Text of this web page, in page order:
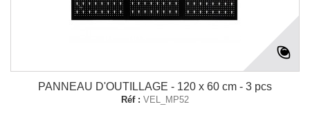
PANNEAU D'OUTILLAGE - 120 x 60 cm - 3 pcs
Réf : VEL_MP52